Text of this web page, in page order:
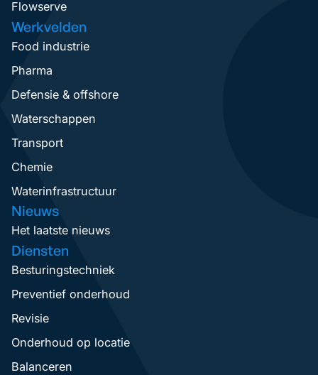
Flowserve
Werkvelden
Food industrie
Pharma
Defensie & offshore
Waterschappen
Transport
Chemie
Waterinfrastructuur
Nieuws
Het laatste nieuws
Diensten
Besturingstechniek
Preventief onderhoud
Revisie
Onderhoud op locatie
Balanceren